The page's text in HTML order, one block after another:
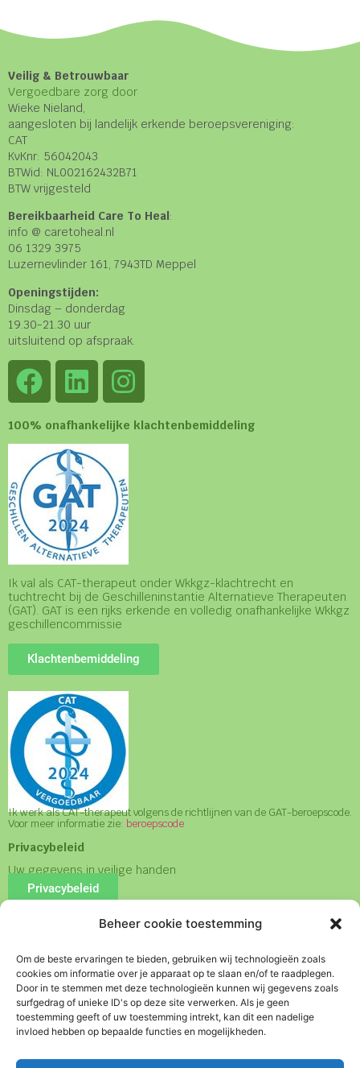
Beheer cookie toestemming
Om de beste ervaringen te bieden, gebruiken wij technologieën zoals
cookies om informatie over je apparaat op te slaan en/of te raadplegen.
Door in te stemmen met deze technologieën kunnen wij gegevens zoals
surfgedrag of unieke ID's op deze site verwerken. Als je geen
toestemming geeft of uw toestemming intrekt, kan dit een nadelige
invloed hebben op bepaalde functies en mogelijkheden.
Veilig & Betrouwbaar
Vergoedbare zorg door
Wieke Nieland,
aangesloten bij landelijk erkende beroepsvereniging:
CAT
KvKnr: 56042043
BTWid: NL002162432B71
BTW vrijgesteld
Bereikbaarheid Care To Heal :
info @ caretoheal.nl
06 1329 3975
Luzernevlinder 161, 7943TD Meppel
Openingstijden:
Dinsdag – donderdag
19.30-21.30 uur
uitsluitend op afspraak.
100% onafhankelijke klachtenbemiddeling
Ik val als CAT-therapeut onder Wkkgz-klachtrecht en
tuchtrecht bij de Geschilleninstantie Alternatieve Therapeuten
(GAT). GAT is een rijks erkende en volledig onafhankelijke Wkkgz
geschillencommissie
Klachtenbemiddeling
Ik werk als CAT-therapeut volgens de richtlijnen van de GAT-beroepscode.
Voor meer informatie zie: beroepscode
Privacybeleid
Uw gegevens in veilige handen
Privacybeleid
Algemene Voorwaarden
Algemene Voorwaarden
Lees vooraf mijnHuisregels
Behandelovereenkomst
Ik vraag voor behandeling een behandelovereenkomst te